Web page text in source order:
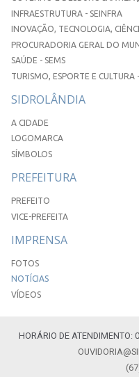
INFRAESTRUTURA - SEINFRA
INOVAÇÃO, TECNOLOGIA,
PROCURADORIA GERAL DO
SAÚDE - SEMS
TURISMO, ESPORTE E CULTURA
SIDROLÂNDIA
A CIDADE
LOGOMARCA
SÍMBOLOS
PREFEITURA
PREFEITO
VICE-PREFEITA
IMPRENSA
FOTOS
NOTÍCIAS
VÍDEOS
HORÁRIO DE ATENDIMENTO: